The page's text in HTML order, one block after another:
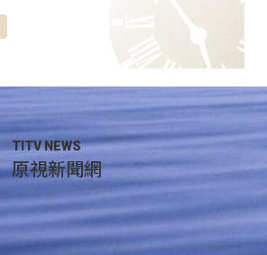
TITV NEWS
原視新聞網